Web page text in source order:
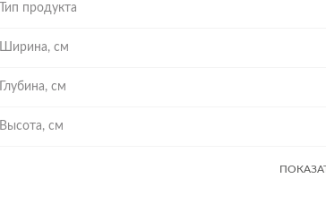
Тип продукта
Ширина, см
Глубина, см
Высота, см